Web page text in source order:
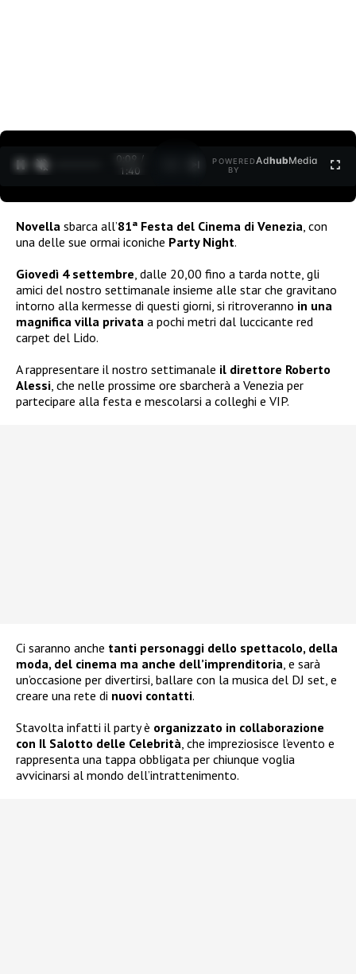
0:09 /
1:40
POWERED
BY
AdhubMedia
Novella sbarca all’81ª Festa del Cinema di Venezia , con
una delle sue ormai iconiche Party Night.
Giovedì 4 settembre , dalle 20,00 fino a tarda notte, gli
amici del nostro settimanale insieme alle star che gravitano
intorno alla kermesse di questi giorni, si ritroveranno in una
magnifica villa privata a pochi metri dal luccicante red
carpet del Lido.
A rappresentare il nostro settimanale il direttore Roberto
Alessi , che nelle prossime ore sbarcherà a Venezia per
partecipare alla festa e mescolarsi a colleghi e VIP.
Ci saranno anche tanti personaggi dello spettacolo, della
moda, del cinema ma anche dell’imprenditoria , e sarà
un’occasione per divertirsi, ballare con la musica del DJ set, e
creare una rete di nuovi contatti.
Stavolta infatti il party è organizzato in collaborazione
con Il Salotto delle Celebrità , che impreziosisce l’evento e
rappresenta una tappa obbligata per chiunque voglia
avvicinarsi al mondo dell’intrattenimento.